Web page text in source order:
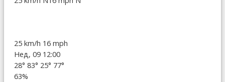
25 km/h 16 mph
Нед, 09 12:00
28° 83° 25° 77°
63%